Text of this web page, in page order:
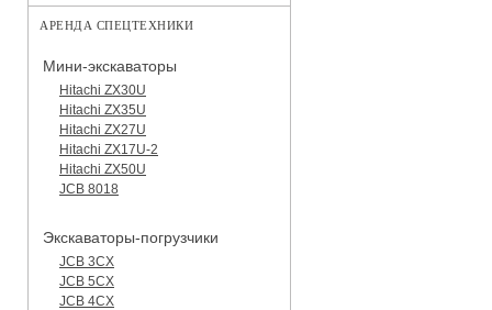
АРЕНДА СПЕЦТЕХНИКИ
Мини-экскаваторы
Hitachi ZX30U
Hitachi ZX35U
Hitachi ZX27U
Hitachi ZX17U-2
Hitachi ZX50U
JCB 8018
Экскаваторы-погрузчики
JCB 3CX
JCB 5CX
JCB 4CX